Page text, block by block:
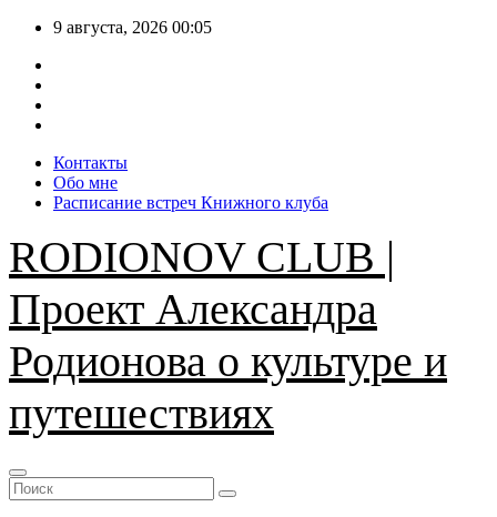
Перейти
содержимому
9 августа, 2026 00:05
Контакты
Обо мне
Расписание встреч Книжного клуба
RODIONOV CLUB |
Проект Александра
Родионова о культуре и
путешествиях